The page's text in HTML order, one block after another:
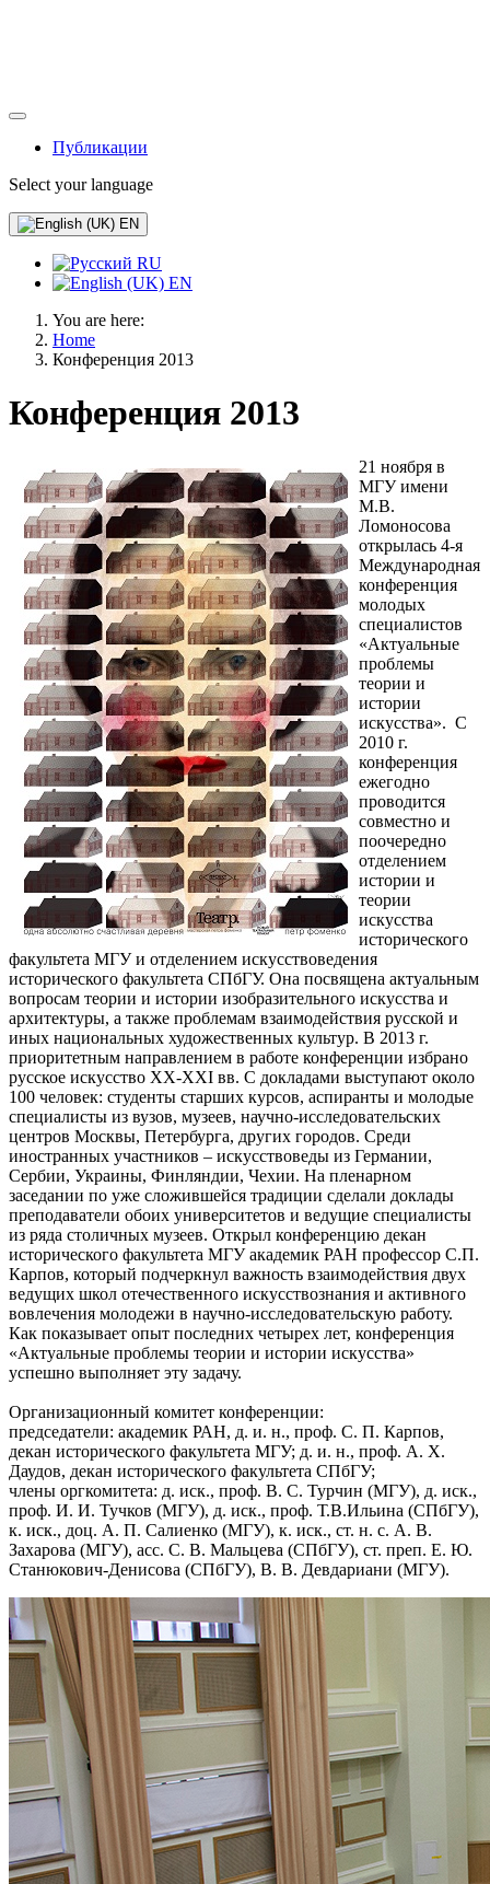
Публикации
Select your language
EN
RU
EN
You are here:
Home
Конференция 2013
Конференция 2013
21 ноября в
МГУ имени
М.В.
Ломоносова
открылась 4-я
Международная
конференция
молодых
специалистов
«Актуальные
проблемы
теории и
истории
искусства». С
2010 г.
конференция
ежегодно
проводится
совместно и
поочередно
отделением
истории и
теории
искусства
исторического
факультета МГУ и отделением искусствоведения
исторического факультета СПбГУ. Она посвящена актуальным
вопросам теории и истории изобразительного искусства и
архитектуры, а также проблемам взаимодействия русской и
иных национальных художественных культур. В 2013 г.
приоритетным направлением в работе конференции избрано
русское искусство XX-XXI вв. С докладами выступают около
100 человек: студенты старших курсов, аспиранты и молодые
специалисты из вузов, музеев, научно-исследовательских
центров Москвы, Петербурга, других городов. Среди
иностранных участников – искусствоведы из Германии,
Сербии, Украины, Финляндии, Чехии. На пленарном
заседании по уже сложившейся традиции сделали доклады
преподаватели обоих университетов и ведущие специалисты
из ряда столичных музеев. Открыл конференцию декан
исторического факультета МГУ академик РАН профессор С.П.
Карпов, который подчеркнул важность взаимодействия двух
ведущих школ отечественного искусствознания и активного
вовлечения молодежи в научно-исследовательскую работу.
Как показывает опыт последних четырех лет, конференция
«Актуальные проблемы теории и истории искусства»
успешно выполняет эту задачу.
Организационный комитет конференции:
председатели: академик РАН, д. и. н., проф. С. П. Карпов,
декан исторического факультета МГУ; д. и. н., проф. А. Х.
Даудов, декан исторического факультета СПбГУ;
члены оргкомитета: д. иск., проф. В. С. Турчин (МГУ), д. иск.,
проф. И. И. Тучков (МГУ), д. иск., проф. Т.В.Ильина (СПбГУ),
к. иск., доц. А. П. Салиенко (МГУ), к. иск., ст. н. с. А. В.
Захарова (МГУ), асс. С. В. Мальцева (СПбГУ), ст. преп. Е. Ю.
Станюкович-Денисова (СПбГУ), В. В. Девдариани (МГУ).